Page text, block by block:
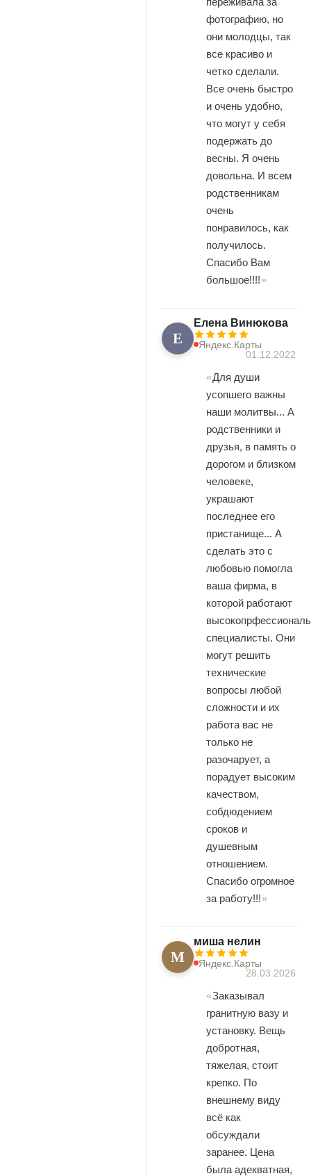
фотографию, но
они молодцы, так
все красиво и
четко сделали.
Все очень быстро
и очень удобно,
что могут у себя
подержать до
весны. Я очень
довольна. И всем
родственникам
очень
понравилось, как
получилось.
Спасибо Вам
большое!!!!
Е
Елена Винюкова
Яндекс.Карты
01.12.2022
Для души
усопшего важны
наши молитвы... А
родственники и
друзья, в память о
дорогом и близком
человеке,
украшают
последнее его
пристанище... А
сделать это с
любовью помогла
ваша фирма, в
которой работают
специалисты. Они
могут решить
технические
вопросы любой
сложности и их
работа вас не
только не
разочарует, а
порадует высоким
качеством,
собдюдением
сроков и
душевным
отношением.
Спасибо огромное
за работу!!!
М
миша нелин
Яндекс.Карты
28.03.2026
Заказывал
гранитную вазу и
установку. Вещь
добротная,
тяжелая, стоит
крепко. По
внешнему виду
всё как
обсуждали
заранее. Цена
была адекватная,